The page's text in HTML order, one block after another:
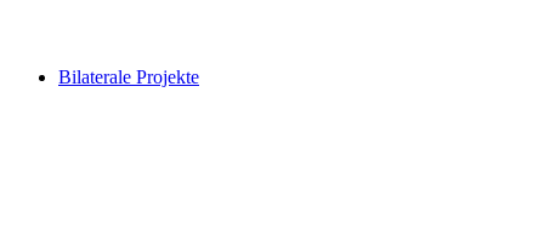
Bilaterale Projekte